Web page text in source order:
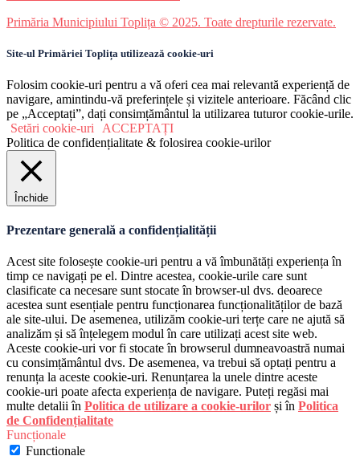
Primăria Municipiului Toplița © 2025. Toate drepturile rezervate.
Site-ul Primăriei Toplița utilizează cookie-uri
Folosim cookie-uri pentru a vă oferi cea mai relevantă experiență de
navigare, amintindu-vă preferințele și vizitele anterioare. Făcând clic
pe „Acceptați”, dați consimțământul la utilizarea tuturor cookie-urile.
Setări cookie-uri
ACCEPTAȚI
Politica de confidențialitate & folosirea cookie-urilor
Închide
Prezentare generală a confidențialității
Acest site folosește cookie-uri pentru a vă îmbunătăți experiența în
timp ce navigați pe el. Dintre acestea, cookie-urile care sunt
clasificate ca necesare sunt stocate în browser-ul dvs. deoarece
acestea sunt esențiale pentru funcționarea funcționalităților de bază
ale site-ului. De asemenea, utilizăm cookie-uri terțe care ne ajută să
analizăm și să înțelegem modul în care utilizați acest site web.
Aceste cookie-uri vor fi stocate în browserul dumneavoastră numai
cu consimțământul dvs. De asemenea, va trebui să optați pentru a
renunța la aceste cookie-uri. Renunțarea la unele dintre aceste
cookie-uri poate afecta experiența de navigare. Puteți regăsi mai
multe detalii în Politica de utilizare a cookie-urilor și în Politica
de Confidențialitate
Funcționale
Funcționale